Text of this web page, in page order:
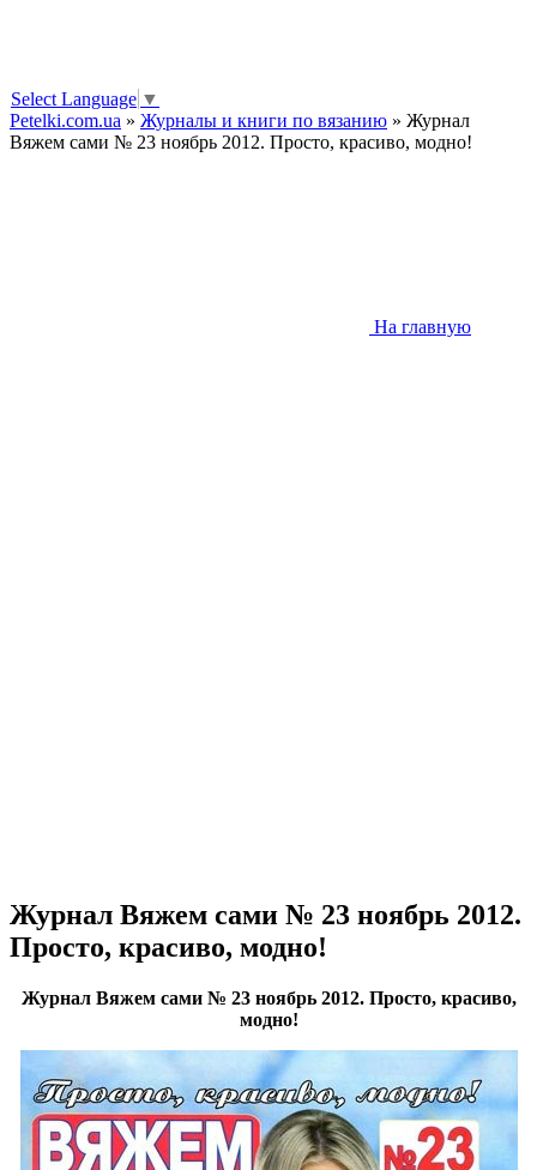
Select Language ▼
Petelki.com.ua » Журналы и книги по вязанию » Журнал
Вяжем сами № 23 ноябрь 2012. Просто, красиво, модно!
На главную
Журнал Вяжем сами № 23 ноябрь 2012.
Просто, красиво, модно!
Журнал Вяжем сами № 23 ноябрь 2012. Просто, красиво,
модно!